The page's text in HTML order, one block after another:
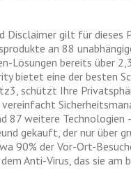
gilt für dieses
an 88
Lösungen bereits über
bietet eine der besten
schützt Ihre
87 weitere Technologien
gekauft, der nur über
90% der Vor-Ort-
Anti-Virus, das sie am